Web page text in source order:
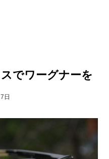
でワーグナーを
日